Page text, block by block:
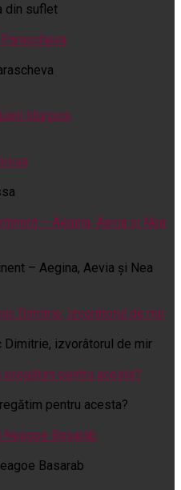
din suflet
liturgice
– Aegina, Aevia și Nea
izvorâtorul de mir
pentru acesta?
Basarab